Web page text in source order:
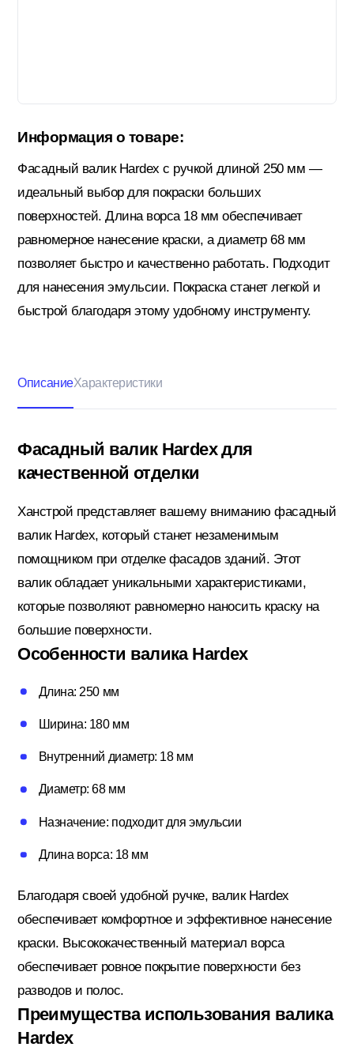
Декоративные штукатурки (готовые)
Картон; Плёнки; Мешки для
строительного мусора
Краски; Грунтовки; Пропитки
Кровельные материалы
Ленты; Серпянки
Металлопрокат
Пены; Герметики; Клей
Потолочный плинтус
Стеклохолст; Клей для обоев
Строительные смеси
Строительный инструмент
Уголки; маяки
Информация о товаре:
Фасадный валик Hardex с ручкой длиной 250 мм —
идеальный выбор для покраски больших
поверхностей. Длина ворса 18 мм обеспечивает
равномерное нанесение краски, а диаметр 68 мм
позволяет быстро и качественно работать. Подходит
для нанесения эмульсии. Покраска станет легкой и
быстрой благодаря этому удобному инструменту.
ОписаниеХарактеристики
Фасадный валик Hardex для
качественной отделки
Ханстрой представляет вашему вниманию фасадный
валик Hardex, который станет незаменимым
помощником при отделке фасадов зданий. Этот
валик обладает уникальными характеристиками,
которые позволяют равномерно наносить краску на
большие поверхности.
Особенности валика Hardex
Длина: 250 мм
Ширина: 180 мм
Внутренний диаметр: 18 мм
Диаметр: 68 мм
Назначение: подходит для эмульсии
Длина ворса: 18 мм
Благодаря своей удобной ручке, валик Hardex
обеспечивает комфортное и эффективное нанесение
краски. Высококачественный материал ворса
обеспечивает ровное покрытие поверхности без
разводов и полос.
Преимущества использования валика
Hardex